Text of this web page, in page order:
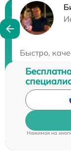
Быстро,
Нужна
Нажимая на